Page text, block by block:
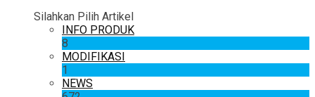
Silahkan Pilih Artikel
INFO PRODUK
8
MODIFIKASI
1
NEWS